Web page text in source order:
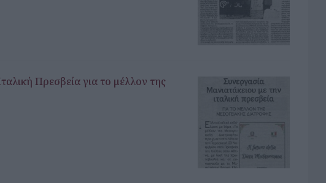
Πρεσβεία για το μέλλον της